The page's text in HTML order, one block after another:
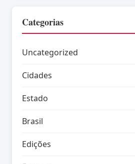
Categorias
Uncategorized
Cidades
Estado
Brasil
Edições